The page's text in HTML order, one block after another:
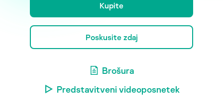
Kupite
Poskusite zdaj
Brošura
Predstavitveni videoposnetek